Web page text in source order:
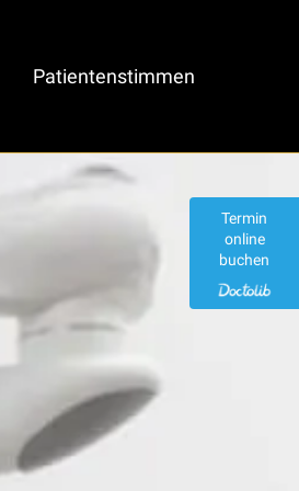
Patientenstimmen
Termin
online
buchen